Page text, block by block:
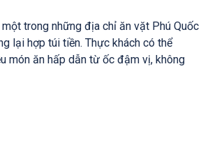
trong những địa chỉ ăn vặt Phú Quốc
lại hợp túi tiền. Thực khách có thể
món ăn hấp dẫn từ ốc đậm vị, không